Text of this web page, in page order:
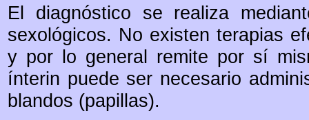
El diagnóstico se realiza
sexológicos. No existen terapias
y por lo general remite por sí
ínterin puede ser necesario
blandos (papillas).